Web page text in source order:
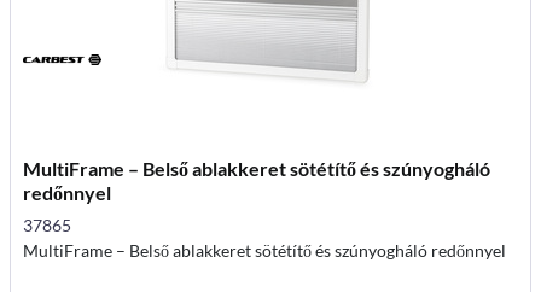
MultiFrame – Belső ablakkeret sötétítő és szúnyogháló
redőnnyel
37865
MultiFrame – Belső ablakkeret sötétítő és szúnyogháló redőnnyel